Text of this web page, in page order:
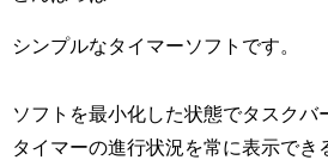
シンプルなタイマーソフトです。
ソフトを最小化した状態でタスクバ
タイマーの進行状況を常に表示でき